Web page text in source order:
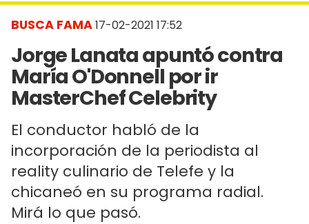
BUSCA FAMA17-02-2021 17:52
Jorge Lanata apuntó contra
María O'Donnell por ir
MasterChef Celebrity
El conductor habló de la
incorporación de la periodista al
reality culinario de Telefe y la
chicaneó en su programa radial.
Mirá lo que pasó.